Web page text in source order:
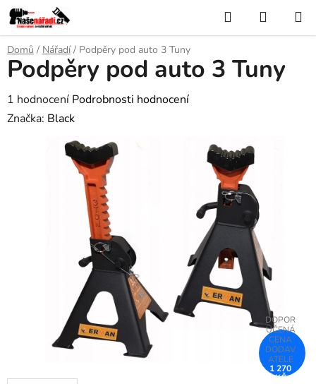
Přejít
na
obsah
Hledat
KOŠÍK
Domů / Nářadí / Podpěry pod auto 3 Tuny
Podpěry pod auto 3 Tuny
Průměrné
hodnocení
1 hodnocení Podrobnosti hodnocení
Značka: Black
1 270
KČ